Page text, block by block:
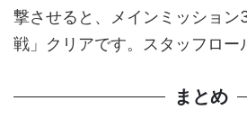
撃させると、メインミッション
戦」クリアです。スタッフロー
まとめ